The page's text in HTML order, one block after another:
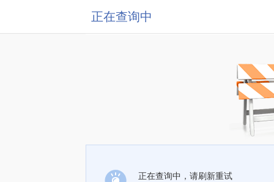
正在查询中
正在查询中，请刷新重试